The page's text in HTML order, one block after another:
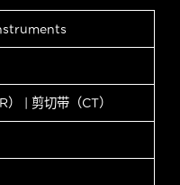
） | 剪切带（CT）